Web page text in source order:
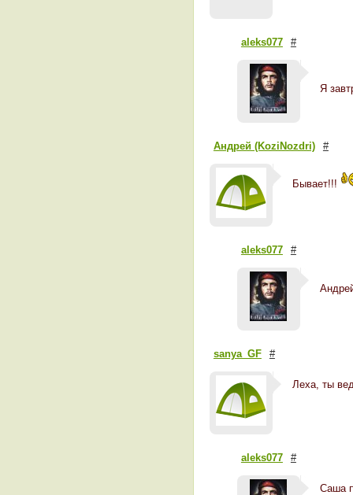
aleks077 #
Я
Андрей (KoziNozdri) #
Бывает!!!
aleks077 #
sanya_GF #
Леха, ты
aleks077 #
Саша